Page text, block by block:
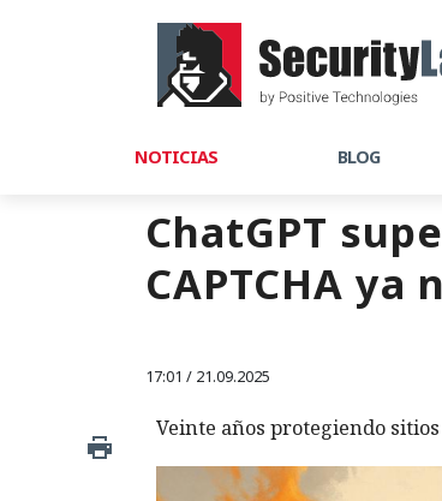
NOTICIAS BLOG
ChatGPT
CAPTCHA
17:01 / 21.09.2025
Veinte años protegiendo